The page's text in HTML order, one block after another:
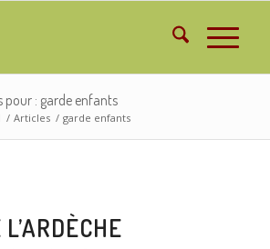
pour : garde enfants
/ Articles / garde enfants